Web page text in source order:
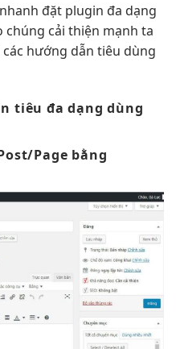
đặt plugin đa dạng
chúng cải thiện mạnh ta
hướng dẫn tiêu dùng
tiêuđa dạng dùng
Page bằng